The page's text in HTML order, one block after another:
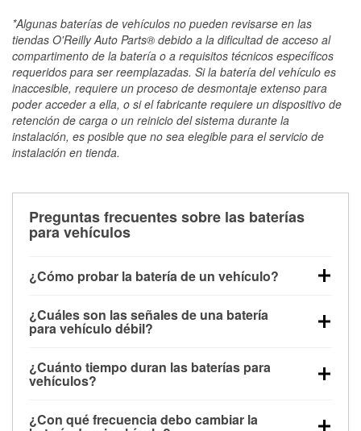
*Algunas baterías de vehículos no pueden revisarse en las
tiendas O'Reilly Auto Parts® debido a la dificultad de acceso al
compartimento de la batería o a requisitos técnicos específicos
requeridos para ser reemplazadas. Si la batería del vehículo es
inaccesible, requiere un proceso de desmontaje extenso para
poder acceder a ella, o si el fabricante requiere un dispositivo de
retención de carga o un reinicio del sistema durante la
instalación, es posible que no sea elegible para el servicio de
instalación en tienda.
Preguntas frecuentes sobre las baterías
para vehículos
¿Cómo probar la batería de un vehículo?
maneras. El método más rápido es utilizar un
multímetro: con el vehículo apagado, conecta los
voltaje: una batería en buen estado y totalmente
cargada debería indicar unos 12.6 voltios. Es
importante saber que las baterías descargadas a
¿Cuáles son las señales de una batería
para vehículo débil?
advertencia. Un arranque lento del motor, faros
tenues, chasquidos al girar la llave o luces de
que la batería tiene una potencia de carga débil.
¿Cuánto tiempo duran las baterías para
vehículos?
entre 3 y 5 años. La duración exacta depende de los
¿Con qué frecuencia debo cambiar la